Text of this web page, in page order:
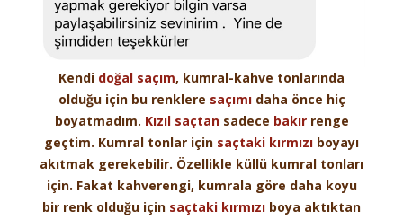
Kendi doğal saçım, kumral-kahve tonlarında
olduğu için bu renklere saçımıdaha önce hiç
boyatmadım. Kızıl saçtansadece bakırrenge
geçtim. Kumral tonlar için saçtaki kırmızı boyayı
akıtmak gerekebilir. Özellikle küllü kumral tonları
için. Fakat kahverengi, kumrala göre daha koyu
bir renk olduğu için saçtaki kırmızı boya aktıktan